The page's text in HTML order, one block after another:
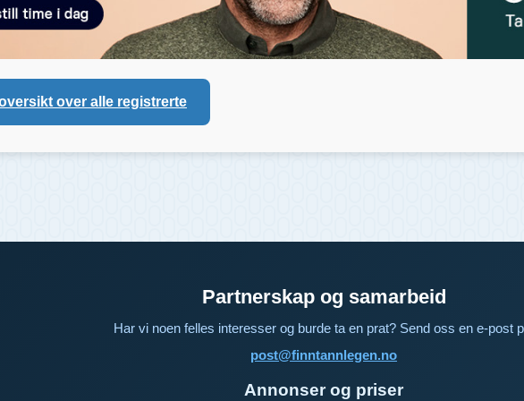
over alle registrerte
Partnerskap og samarbeid
Har vi noen felles interesser og burde ta en prat? Send oss en e-post
post@finntannlegen.no
Annonser og priser